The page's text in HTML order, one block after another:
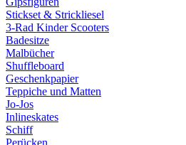
Stickset & Strickliesel
3-Rad Kinder Scooters
Badesitze
Malbücher
Shuffleboard
Geschenkpapier
Teppiche und Matten
Jo-Jos
Inlineskates
Schiff
Perücken